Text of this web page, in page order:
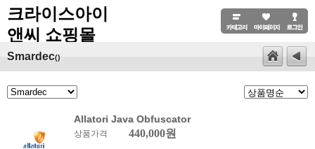
크라이스아이
앤씨 쇼핑몰
Smardec()
Allatori Java Obfuscator
상품가격 440,000원